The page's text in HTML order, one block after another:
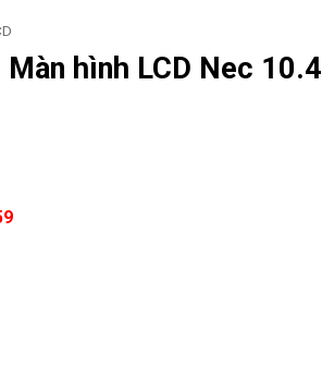
hình LCD Nec 10.4